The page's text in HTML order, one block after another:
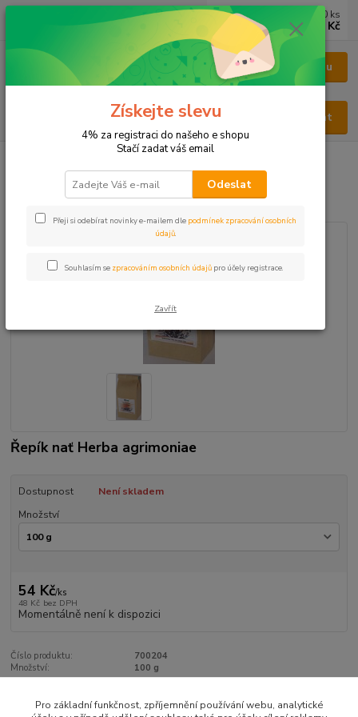
Menu
Hledat
0 ks
0 Kč
Řepík nať
Řepík nať Herba agrimoniae
Dostupnost
Není skladem
Množství
54 Kč/ks
48 Kč bez DPH
Momentálně není k dispozici
Číslo produktu:
700204
Množství:
100 g
Zboží zařazeno v kategoriích
Získejte slevu
4% za registraci do našeho e shopu
Stačí zadat váš email
Odeslat
Přeji si odebírat novinky e-mailem dle podmínek zpracování osobních
údajů.
Souhlasím se zpracováním osobních údajů pro účely registrace.
Zavřít
Pro základní funkčnost, zpříjemnění používání webu, analytické